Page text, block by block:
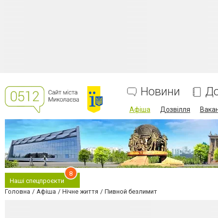
Новини
Афіша Дозвілля
Наші спецпроєкти
8
Головна Афіша Нічне життя Пивной безлимит